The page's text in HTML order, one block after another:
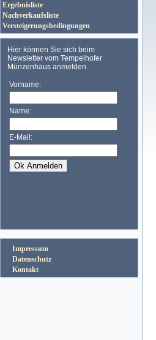
Ergebnisliste
Nachverkaufsliste
Versteigerungsbedingungen
Impressum
Datenschutz
Kontakt